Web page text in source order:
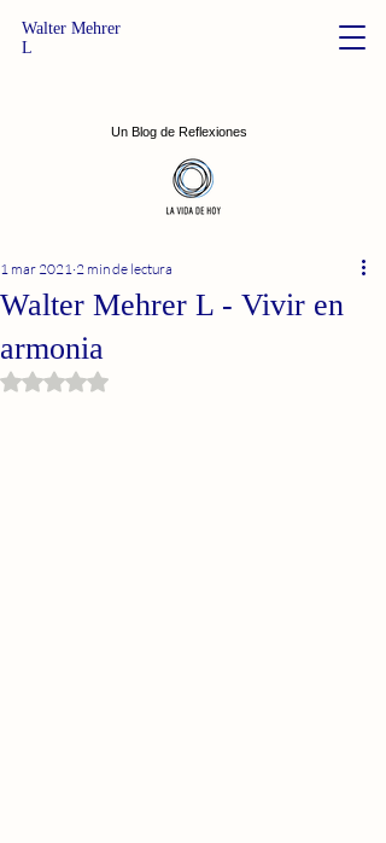
Walter Mehrer
L
Un Blog de Reflexiones
Walter Mehrer L - Vivir en
armonia
1 mar 2021 2 min de lectura
Obtuvo NaN de 5 estrellas.